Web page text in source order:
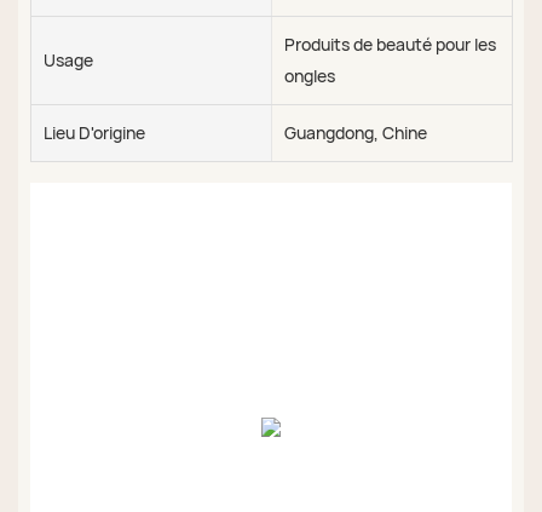
Usage
Produits de beauté pour les
ongles
Lieu D'origine Guangdong, Chine